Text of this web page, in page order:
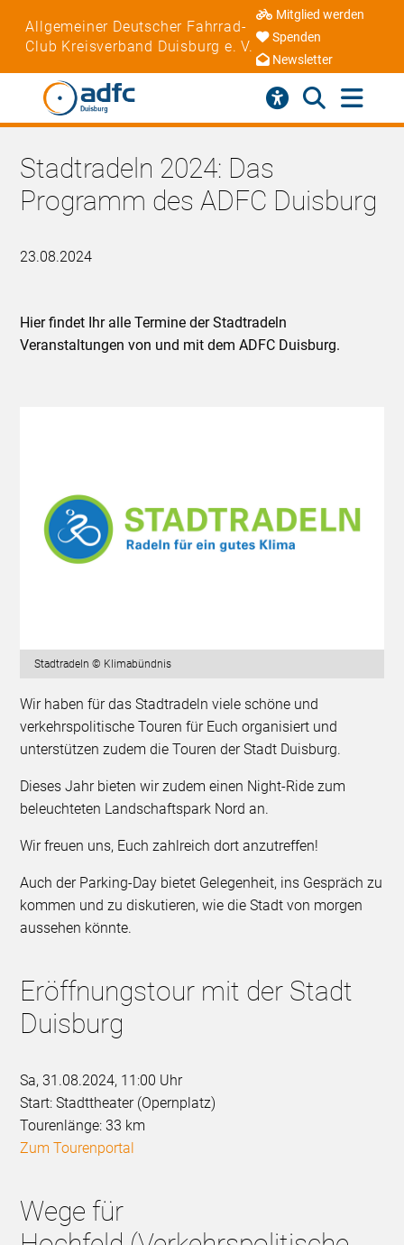
Allgemeiner Deutscher Fahrrad-
Club Kreisverband Duisburg e. V.
Mitglied werden
Spenden
Newsletter
Stadtradeln 2024: Das
Programm des ADFC Duisburg
23.08.2024
Hier findet Ihr alle Termine der Stadtradeln
Veranstaltungen von und mit dem ADFC Duisburg.
Stadtradeln © Klimabündnis
Wir haben für das Stadtradeln viele schöne und
verkehrspolitische Touren für Euch organisiert und
unterstützen zudem die Touren der Stadt Duisburg.
Dieses Jahr bieten wir zudem einen Night-Ride zum
beleuchteten Landschaftspark Nord an.
Wir freuen uns, Euch zahlreich dort anzutreffen!
Auch der Parking-Day bietet Gelegenheit, ins Gespräch zu
kommen und zu diskutieren, wie die Stadt von morgen
aussehen könnte.
Eröffnungstour mit der Stadt
Duisburg
Sa, 31.08.2024, 11:00 Uhr
Start: Stadttheater (Opernplatz)
Tourenlänge: 33 km
Zum Tourenportal
Wege für